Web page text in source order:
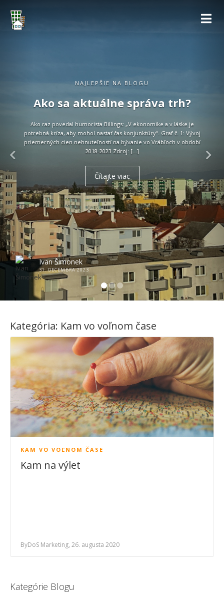
NAJLEPŠIE NA BLOGU
Ako sa aktuálne správa trh?
Ako raz povedal humorista Billings: „V ekonomike a v láske je
potrebná kríza, aby mohol nastať čas konjunktúry“. Graf č. 1: Vývoj
priemerných cien nehnuteľností na bývanie vo Vrábľoch v období
2018-2023 Zdroj: […]
Čítajte viac
Ivan Šimonek
31. DECEMBRA 2023
Kategória: Kam vo voľnom čase
KAM VO VOĽNOM ČASE
Kam na výlet
ByDoS Marketing, 26. augusta 2020
Kategórie Blogu